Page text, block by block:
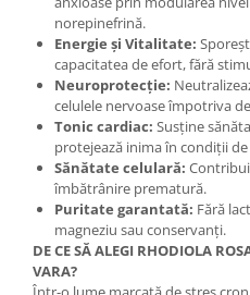
Colina
Electroliti
Produse Apicole
Cacao
norepinefrină.
Energie și Vitalitate:
capacitatea de efort, fără
Neuroprotecție:
celulele nervoase împotriva
Tonic cardiac: Susține
protejează inima în condiții
Sănătate celulară:
îmbătrânire prematură.
Puritate garantată: Fără
magneziu sau conservanți.
DE CE SĂ ALEGI RHODIOLA
VARA?